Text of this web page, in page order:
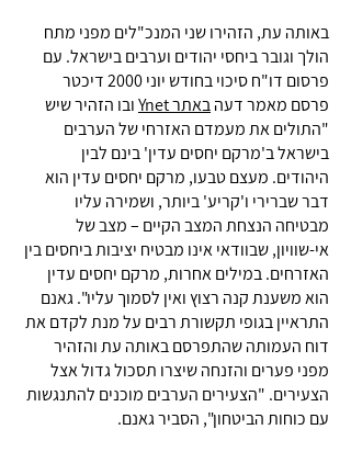
באותה עת, הזהירו שני המנכ"לים מפני מתח
הולך וגובר ביחסי יהודים וערבים בישראל. עם
פרסום דו"ח סיכוי בחודש יוני 2000 דיכטר
פרסם מאמר דעהבאתר Ynet
ובו הזהיר שיש
"התולים את מעמדם האזרחי של הערבים
בישראל ב'מרקם יחסים עדין' בינם לבין
היהודים. מעצם טבעו, מרקם יחסים עדין הוא
דבר שברירי ו'קריע' ביותר, ושמירה עליו
מבטיחה הנצחת המצב הקיים – מצב של
אי-שוויון, שבוודאי אינו מבטיח יציבות ביחסים בין
האזרחים. במילים אחרות, מרקם יחסים עדין
הוא משענת קנה רצוץ ואין לסמוך עליו". גאנם
התראיין בגופי תקשורת רבים על מנת לקדם את
דוח העמותה שהתפרסם באותה עת והזהיר
מפני פערים והזנחה שיצרו תסכול גדול אצל
הצעירים. "הצעירים הערבים מוכנים להתנגשות
עם כוחות הביטחון", הסביר גאנם.